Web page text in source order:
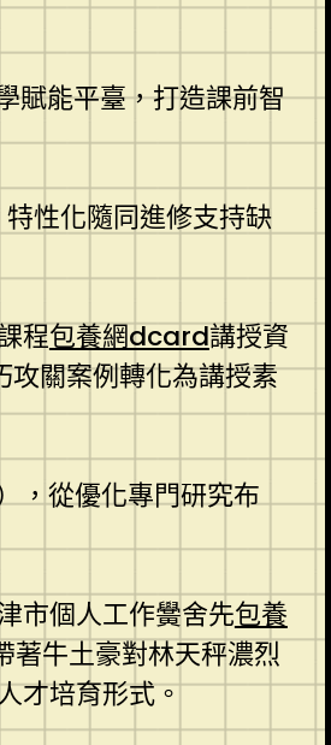
賦能平臺，打造課前智
性化隨同進修支持缺
程包養網dcard講授資
關案例轉化為講授素
，從優化專門研究布
市個人工作黌舍先包養
牛土豪對林天秤濃烈
才培育形式。